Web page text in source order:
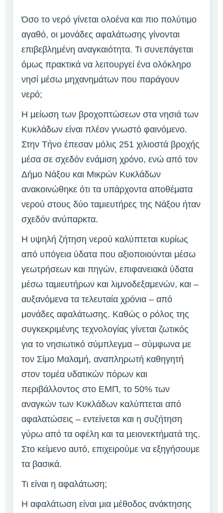
Όσο το νερό γίνεται ολοένα και πιο πολύτιμο
αγαθό, οι μονάδες αφαλάτωσης γίνονται
επιβεβλημένη αναγκαιότητα. Τι συνεπάγεται
όμως πρακτικά να λειτουργεί ένα ολόκληρο
νησί μέσω μηχανημάτων που παράγουν
νερό;
Η μείωση των βροχοπτώσεων στα νησιά των
Κυκλάδων είναι πλέον γνωστό φαινόμενο.
Στην Τήνο έπεσαν μόλις 251 χιλιοστά βροχής
μέσα σε σχεδόν ενάμιση χρόνο, ενώ από τον
Δήμο Νάξου και Μικρών Κυκλάδων
ανακοινώθηκε ότι τα υπάρχοντα αποθέματα
νερού στους δύο ταμιευτήρες της Νάξου ήταν
σχεδόν ανύπαρκτα.
Η υψηλή ζήτηση νερού καλύπτεται κυρίως
από υπόγεια ύδατα που αξιοποιούνται μέσω
γεωτρήσεων και πηγών, επιφανειακά ύδατα
μέσω ταμιευτήρων και λιμνοδεξαμενών, και –
αυξανόμενα τα τελευταία χρόνια – από
μονάδες αφαλάτωσης. Καθώς ο ρόλος της
συγκεκριμένης τεχνολογίας γίνεται ζωτικός
για το νησιωτικό σύμπλεγμα – σύμφωνα με
τον Σίμο Μαλαμή, αναπληρωτή καθηγητή
στον τομέα υδατικών πόρων και
περιβάλλοντος στο ΕΜΠ, το 50% των
αναγκών των Κυκλάδων καλύπτεται από
αφαλατώσεις – εντείνεται και η συζήτηση
γύρω από τα οφέλη και τα μειονεκτήματά της.
Στο κείμενο αυτό, επιχειρούμε να εξηγήσουμε
τα βασικά.
Τι είναι η αφαλάτωση;
Η αφαλάτωση είναι μια μέθοδος ανάκτησης